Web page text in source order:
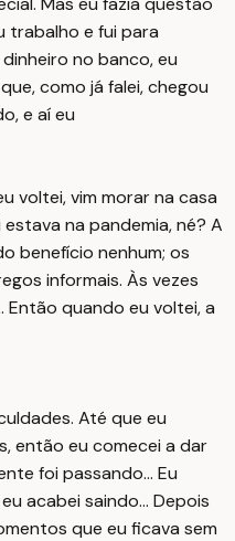
trabalho e fui para
no banco, eu
como já falei, chegou
e aí eu
voltei, vim morar na casa
na pandemia, né? A
benefício nenhum; os
informais. Às vezes
Então quando eu voltei, a
Até que eu
então eu comecei a dar
foi passando... Eu
acabei saindo... Depois
que eu ficava sem